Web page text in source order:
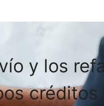
y los
créditos